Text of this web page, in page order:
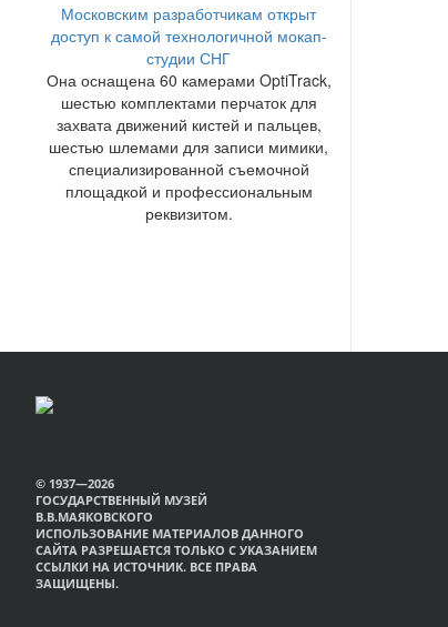
Московским разработчикам открыт
доступ к самой технологичной мокап-
студии СНГ
Она оснащена 60 камерами OptiTrack,
шестью комплектами перчаток для
захвата движений кистей и пальцев,
шестью шлемами для записи мимики,
специализированной съемочной
площадкой и профессиональным
реквизитом.
© 1937—2026
ГОСУДАРСТВЕННЫЙ МУЗЕЙ
В.В.МАЯКОВСКОГО
ИСПОЛЬЗОВАНИЕ МАТЕРИАЛОВ ДАННОГО
САЙТА РАЗРЕШАЕТСЯ ТОЛЬКО С УКАЗАНИЕМ
ССЫЛКИ НА ИСТОЧНИК. ВСЕ ПРАВА
ЗАЩИЩЕНЫ.